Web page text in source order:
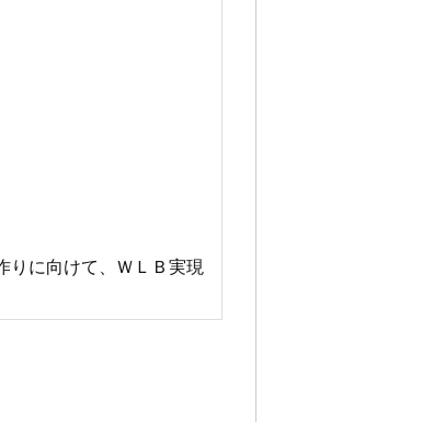
りに向けて、ＷＬＢ実現